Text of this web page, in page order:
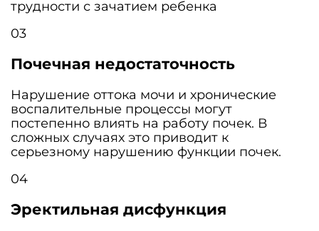
трудности с зачатием ребенка
03
Почечная недостаточность
Нарушение оттока мочи и хронические
воспалительные процессы могут
постепенно влиять на работу почек. В
сложных случаях это приводит к
серьезному нарушению функции почек.
04
Эректильная дисфункция